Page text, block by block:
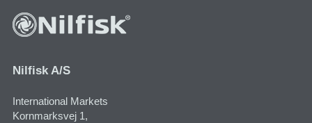
Nilfisk A/S
International Markets
Kornmarksvej 1​,